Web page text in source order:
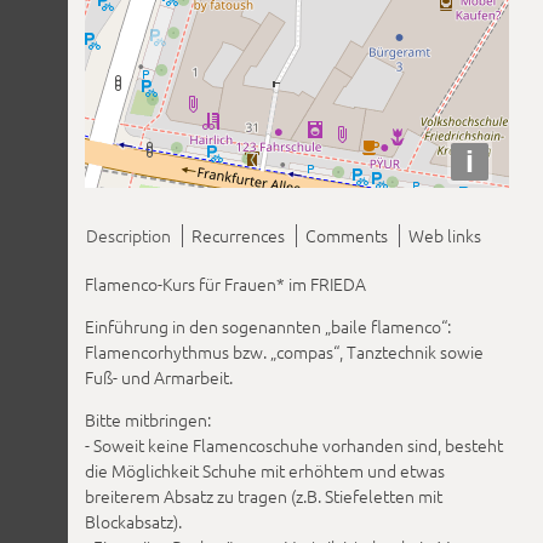
i
Description Recurrences Comments
Web links
Flamenco-Kurs für Frauen* im FRIEDA
Einführung in den sogenannten „baile flamenco“:
Flamencorhythmus bzw. „compas“, Tanztechnik sowie
Fuß- und Armarbeit.
Bitte mitbringen:
- Soweit keine Flamencoschuhe vorhanden sind, besteht
die Möglichkeit Schuhe mit erhöhtem und etwas
breiterem Absatz zu tragen (z.B. Stiefeletten mit
Blockabsatz).